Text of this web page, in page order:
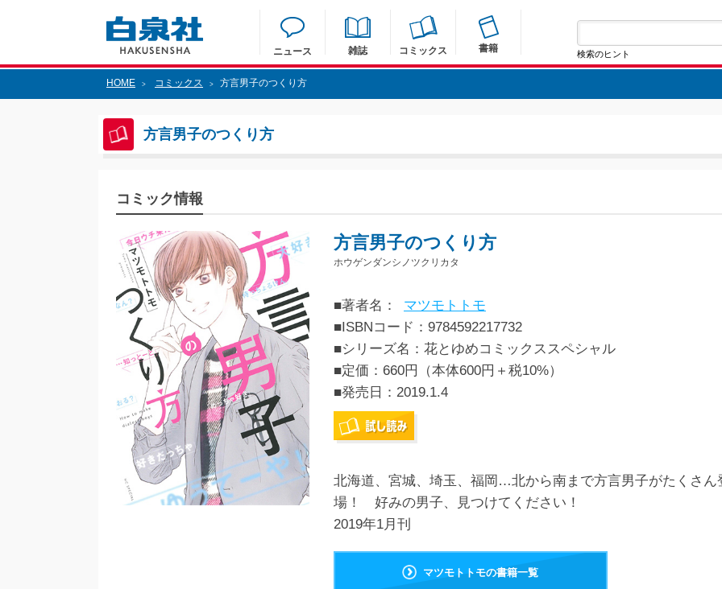
ニュース 雑誌 コミックス 書籍 検索のヒント
HOME > コミックス > 方言男子のつくり方
方言男子のつくり方
コミック情報
方言男子のつくり方
ホウゲンダンシノツクリカタ
■著者名：
マツモトトモ
■ISBNコード：9784592217732
■シリーズ名：花とゆめコミックススペシャル
■定価：660円（本体600円＋税10%）
■発売日： 2019.1.4
北海道、宮城、埼玉、福岡…北から南まで方言男子がたくさん
場！ 好みの男子、見つけてください！
2019年1月刊
マツモトトモの書籍一覧